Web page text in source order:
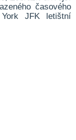
časového
JFK letištní